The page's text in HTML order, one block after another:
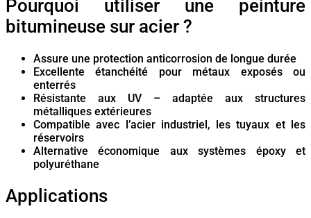
Pourquoi utiliser une peinture
bitumineuse sur acier ?
Assure une protection anticorrosion de longue durée
Excellente étanchéité pour métaux exposés ou
enterrés
Résistante aux UV – adaptée aux structures
métalliques extérieures
Compatible avec l’acier industriel, les tuyaux et les
réservoirs
Alternative économique aux systèmes époxy et
polyuréthane
Applications